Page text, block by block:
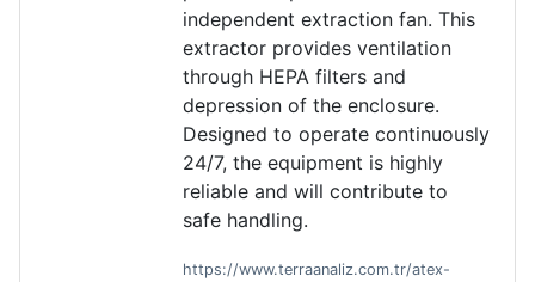
independent extraction fan. This
extractor provides ventilation
through HEPA filters and
depression of the enclosure.
Designed to operate continuously
24/7, the equipment is highly
reliable and will contribute to
safe handling.
https://www.terraanaliz.com.tr/atex-